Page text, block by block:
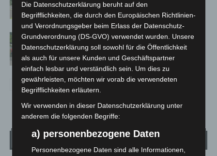
Neuwarmbüchen schnell eingedämmt
Region Hannover: 21 neue
Notfallsanitäter starten beim Roten
Kreuz
Wetter
Die Datenschutzerklärung beruht auf den
Begrifflichkeiten, die durch den Europäischen Richtlinien-
und Verordnungsgeber beim Erlass der Datenschutz-
Grundverordnung (DS-GVO) verwendet wurden. Unsere
Datenschutzerklärung soll sowohl für die Öffentlichkeit
als auch für unsere Kunden und Geschäftspartner
einfach lesbar und verständlich sein. Um dies zu
gewährleisten, möchten wir vorab die verwendeten
Begrifflichkeiten erläutern.
Wir verwenden in dieser Datenschutzerklärung unter
anderem die folgenden Begriffe:
a) personenbezogene Daten
Personenbezogene Daten sind alle Informationen,